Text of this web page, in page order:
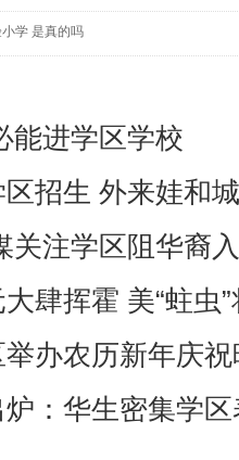
学 是真的吗
能进学区学校
招生 外来娃和
关注学区阻华裔
肆挥霍 美“蛀虫
办农历新年庆
：华生密集学